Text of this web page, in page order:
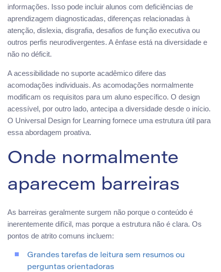
informações. Isso pode incluir alunos com deficiências de
aprendizagem diagnosticadas, diferenças relacionadas à
atenção, dislexia, disgrafia, desafios de função executiva ou
outros perfis neurodivergentes. A ênfase está na diversidade e
não no déficit.
A acessibilidade no suporte acadêmico difere das
acomodações individuais. As acomodações normalmente
modificam os requisitos para um aluno específico. O design
acessível, por outro lado, antecipa a diversidade desde o início.
O Universal Design for Learning fornece uma estrutura útil para
essa abordagem proativa.
Onde normalmente
aparecem barreiras
As barreiras geralmente surgem não porque o conteúdo é
inerentemente difícil, mas porque a estrutura não é clara. Os
pontos de atrito comuns incluem:
Grandes tarefas de leitura sem resumos ou
perguntas orientadoras